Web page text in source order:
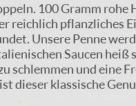
100 Gramm
reichlich pflanzliches
Unsere Penne
Saucen heiß
schlemmen und eine
dieser klassische